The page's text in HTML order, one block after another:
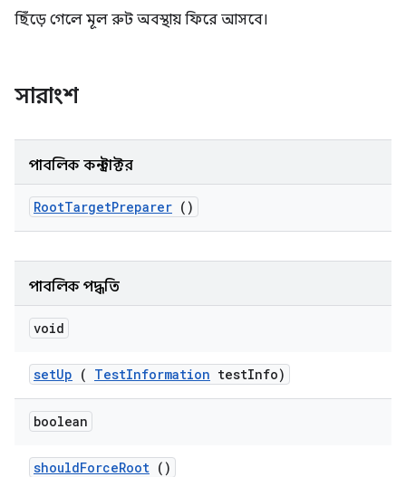
ছিঁড়ে গেলে মূল রুট অবস্থায় ফিরে আসবে।
সারাংশ
পাবলিক কনস্ট্রাক্টর
RootTargetPreparer ()
পাবলিক পদ্ধতি
void
setUp ( TestInformation testInfo)
boolean
shouldForceRoot ()